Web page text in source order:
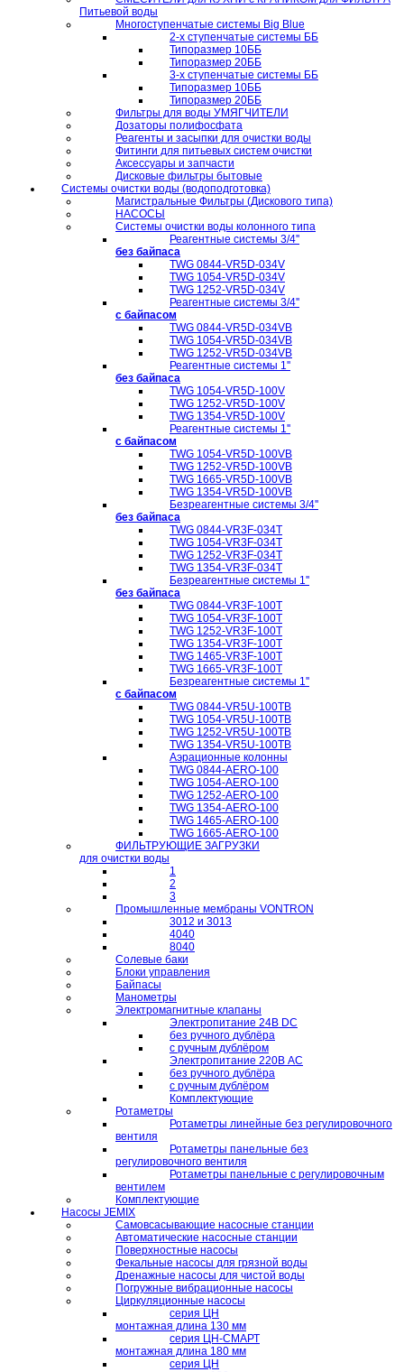
Питьевой воды
Многоступенчатые системы Big Blue
2-х ступенчатые системы ББ
Типоразмер 10ББ
Типоразмер 20ББ
3-х ступенчатые системы ББ
Типоразмер 10ББ
Типоразмер 20ББ
Фильтры для воды УМЯГЧИТЕЛИ
Дозаторы полифосфата
Реагенты и засыпки для очистки воды
Фитинги для питьевых систем очистки
Аксессуары и запчасти
Дисковые фильтры бытовые
Системы очистки воды (водоподготовка)
Магистральные Фильтры (Дискового типа)
НАСОСЫ
Системы очистки воды колонного типа
Реагентные системы 3/4''
без байпаса
TWG 0844-VR5D-034V
TWG 1054-VR5D-034V
TWG 1252-VR5D-034V
Реагентные системы 3/4''
с байпасом
TWG 0844-VR5D-034VB
TWG 1054-VR5D-034VB
TWG 1252-VR5D-034VB
Реагентные системы 1''
без байпаса
TWG 1054-VR5D-100V
TWG 1252-VR5D-100V
TWG 1354-VR5D-100V
Реагентные системы 1''
с байпасом
TWG 1054-VR5D-100VB
TWG 1252-VR5D-100VB
TWG 1665-VR5D-100VB
TWG 1354-VR5D-100VB
Безреагентные системы 3/4''
без байпаса
TWG 0844-VR3F-034T
TWG 1054-VR3F-034T
TWG 1252-VR3F-034T
TWG 1354-VR3F-034T
Безреагентные системы 1''
без байпаса
TWG 0844-VR3F-100T
TWG 1054-VR3F-100T
TWG 1252-VR3F-100T
TWG 1354-VR3F-100T
TWG 1465-VR3F-100T
TWG 1665-VR3F-100T
Безреагентные системы 1''
с байпасом
TWG 0844-VR5U-100TB
TWG 1054-VR5U-100TB
TWG 1252-VR5U-100TB
TWG 1354-VR5U-100ТB
Аэрационные колонны
TWG 0844-AERO-100
TWG 1054-AERO-100
TWG 1252-AERO-100
TWG 1354-AERO-100
TWG 1465-AERO-100
TWG 1665-AERO-100
ФИЛЬТРУЮЩИЕ ЗАГРУЗКИ
для очистки воды
1
2
3
Промышленные мембраны VONTRON
3012 и 3013
4040
8040
Солевые баки
Блоки управления
Байпасы
Манометры
Электромагнитные клапаны
Электропитание 24В DC
без ручного дублёра
с ручным дублёром
Электропитание 220В AC
без ручного дублёра
с ручным дублёром
Комплектующие
Ротаметры
Ротаметры линейные без регулировочного
вентиля
Ротаметры панельные без
регулировочного вентиля
Ротаметры панельные с регулировочным
вентилем
Комплектующие
Насосы JEMIX
Самовсасывающие насосные станции
Автоматические насосные станции
Поверхностные насосы
Фекальные насосы для грязной воды
Дренажные насосы для чистой воды
Погружные вибрационные насосы
Циркуляционные насосы
серия ЦН
монтажная длина 130 мм
серия ЦН-СМАРТ
монтажная длина 180 мм
серия ЦН